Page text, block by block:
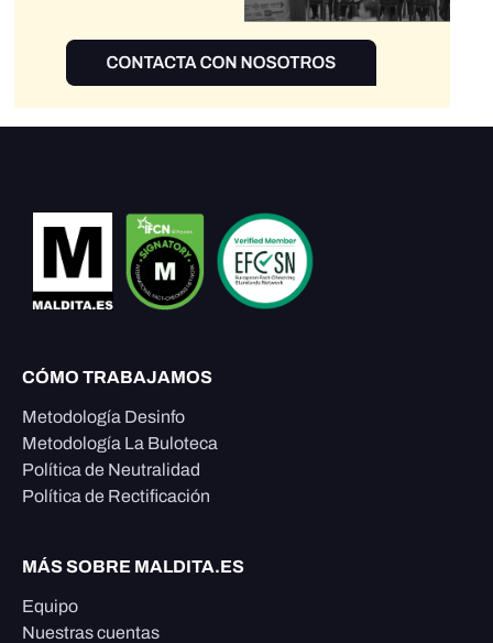
CÓMO TRABAJAMOS
Metodología Desinfo
Metodología La Buloteca
Política de Neutralidad
Política de Rectificación
MÁS SOBRE MALDITA.ES
Equipo
Nuestras cuentas